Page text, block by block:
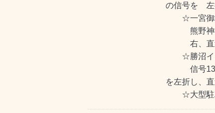
の信号を 左
☆一宮御坂
熊野神社
右、直
☆勝沼イン
信号13番
を左折し
☆大型駐